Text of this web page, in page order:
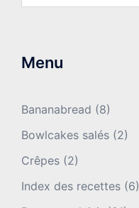
Menu
Bananabread (8)
Bowlcakes salés (2)
Crêpes (2)
Index des recettes (6)